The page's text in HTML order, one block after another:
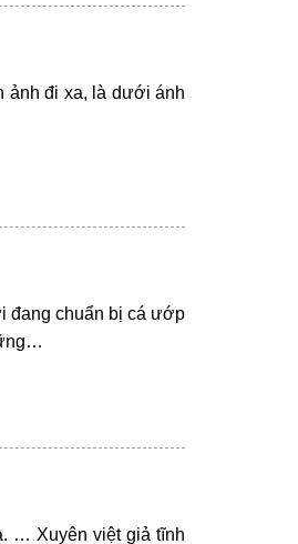
ảnh đi xa, là dưới ánh
đang chuẩn bị cá ướp
… Xuyên việt giả tĩnh